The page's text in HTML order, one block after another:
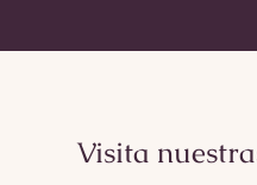
Visita